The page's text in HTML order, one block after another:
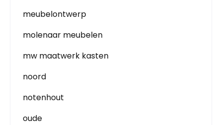
meubelontwerp
molenaar meubelen
mw maatwerk kasten
noord
notenhout
oude